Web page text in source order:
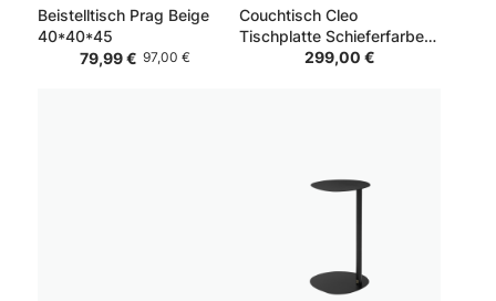
Beistelltisch Prag Beige
40*40*45
79,99 € 97,00 €
Couchtisch Cleo
Tischplatte Schieferfarben
Gestell Schwarz
299,00 €